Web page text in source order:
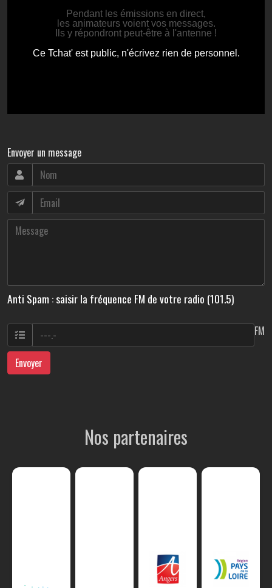
Envoyer un message
Anti Spam : saisir la fréquence FM de votre radio (101.5)
FM
Envoyer
Nos partenaires